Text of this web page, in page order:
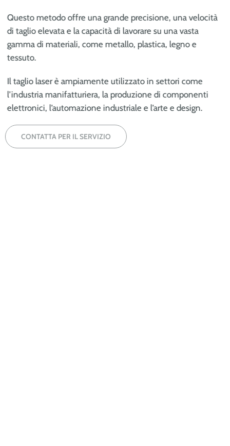
Questo metodo offre una grande precisione, una velocità
di taglio elevata e la capacità di lavorare su una vasta
gamma di materiali, come metallo, plastica, legno e
tessuto.
Il taglio laser è ampiamente utilizzato in settori come
l’industria manifatturiera, la produzione di componenti
elettronici, l’automazione industriale e l’arte e design.
CONTATTA PER IL SERVIZIO